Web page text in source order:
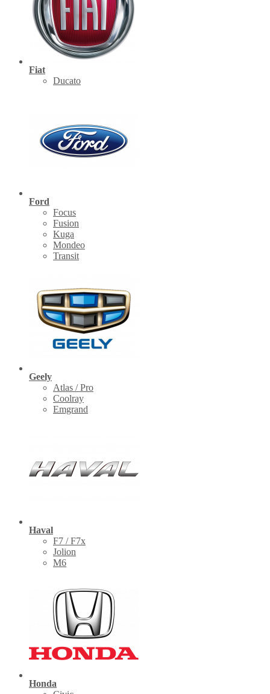
Fiat
Ducato
Ford
Focus
Fusion
Kuga
Mondeo
Transit
Geely
Atlas / Pro
Coolray
Emgrand
Haval
F7 / F7x
Jolion
M6
Honda